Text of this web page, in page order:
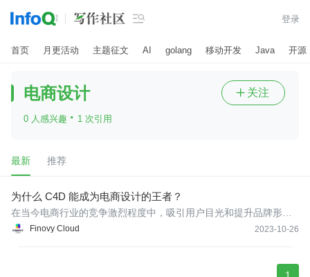
 登录
首页 月更活动 主题征文 AI golang 移动开发 Java 开源
电商设计
0 人感兴趣 · 1 次引用
 关注
最新 推荐
为什么 C4D 能成为电商设计的王者？
Finovy Cloud 2023-10-26
在当今电商行业的竞争激烈程度中，吸引用户目光和提升品牌形象
变得尤为重要。在这个背景下，Cinema 4D 作为一款强大的三维建
1